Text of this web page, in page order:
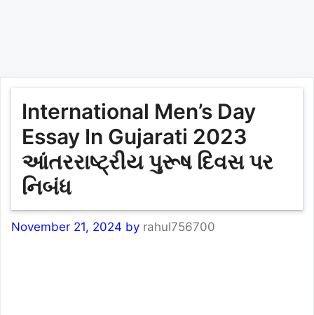
International Men’s Day
Essay In Gujarati 2023
આંતરરાષ્ટ્રીય પુરૂષ દિવસ પર
નિબંધ
November 21, 2024 by rahul756700